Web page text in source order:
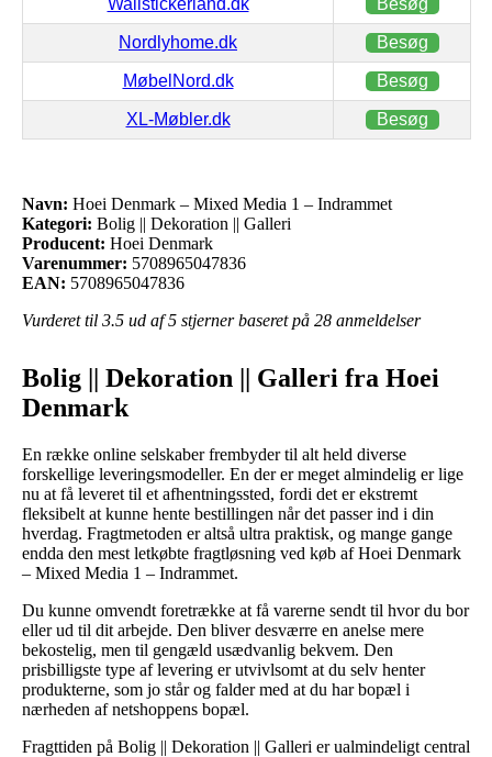
Nordlyhome.dk Besøg
MøbelNord.dk Besøg
XL-Møbler.dk Besøg
Navn: Hoei Denmark – Mixed Media 1 – Indrammet
Kategori: Bolig || Dekoration || Galleri
Producent: Hoei Denmark
Varenummer: 5708965047836
EAN: 5708965047836
Vurderet til 3.5 ud af 5 stjerner baseret på 28 anmeldelser
Bolig || Dekoration || Galleri fra Hoei
Denmark
En række online selskaber frembyder til alt held diverse
forskellige leveringsmodeller. En der er meget almindelig er lige
nu at få leveret til et afhentningssted, fordi det er ekstremt
fleksibelt at kunne hente bestillingen når det passer ind i din
hverdag. Fragtmetoden er altså ultra praktisk, og mange gange
endda den mest letkøbte fragtløsning ved køb af Hoei Denmark
– Mixed Media 1 – Indrammet.
Du kunne omvendt foretrække at få varerne sendt til hvor du bor
eller ud til dit arbejde. Den bliver desværre en anelse mere
bekostelig, men til gengæld usædvanlig bekvem. Den
prisbilligste type af levering er utvivlsomt at du selv henter
produkterne, som jo står og falder med at du har bopæl i
nærheden af netshoppens bopæl.
Fragttiden på Bolig || Dekoration || Galleri er ualmindeligt central